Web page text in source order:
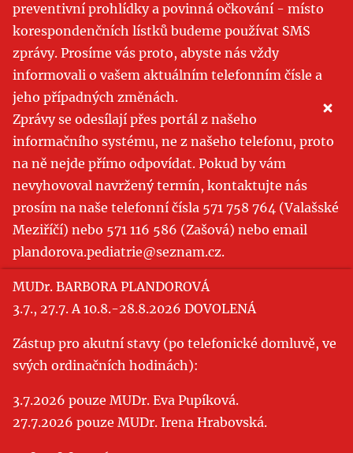
preventivní prohlídky a povinná očkování - místo
korespondenčních lístků budeme používat SMS
zprávy. Prosíme vás proto, abyste nás vždy
informovali o vašem aktuálním telefonním čísle a
jeho případných změnách.
Zprávy se odesílají přes portál z našeho
informačního systému, ne z našeho telefonu, proto
na ně nejde přímo odpovídat. Pokud by vám
nevyhovoval navržený termín, kontaktujte nás
prosím na naše telefonní čísla 571 758 764 (Valašské
Meziříčí) nebo 571 116 586 (Zašová) nebo email
plandorova.pediatrie@seznam.cz.
MUDr. BARBORA PLANDOROVÁ
3.7., 27.7. A 10.8.-28.8.2026 DOVOLENÁ
Zástup pro akutní stavy (po telefonické domluvě, ve
svých ordinačních hodinách):
3.7.2026 pouze MUDr. Eva Pupíková.
27.7.2026 pouze MUDr. Irena Hrabovská.